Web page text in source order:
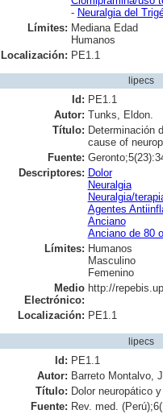
- Neuralgia del
Límites: Mediana Edad
Humanos
Localización: PE1.1
lipecs
Id: PE1.1
Autor: Tunks, Eldon.
Título: Determinación
cause of
Fuente:
Descriptores: Dolor
Neuralgia
Neuralgia/
Agentes
Anciano
Anciano de 80
Límites: Humanos
Masculino
Femenino
Medio
Electrónico:
http://
Localización: PE1.1
lipecs
Id: PE1.1
Autor: Barreto Montalvo,
Título: Dolor neuropático
Fuente: Rev. med.